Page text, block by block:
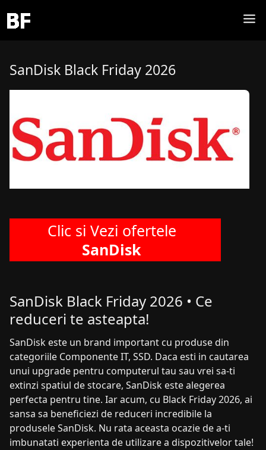
SanDisk Black Friday 2026
Clic si Vezi ofertele
SanDisk
SanDisk Black Friday 2026 • Ce
reduceri te asteapta!
SanDisk este un brand important cu produse din
categoriile Componente IT, SSD. Daca esti in cautarea
unui upgrade pentru computerul tau sau vrei sa-ti
extinzi spatiul de stocare, SanDisk este alegerea
perfecta pentru tine. Iar acum, cu Black Friday 2026, ai
sansa sa beneficiezi de reduceri incredibile la
produsele SanDisk. Nu rata aceasta ocazie de a-ti
imbunatati experienta de utilizare a dispozitivelor tale!